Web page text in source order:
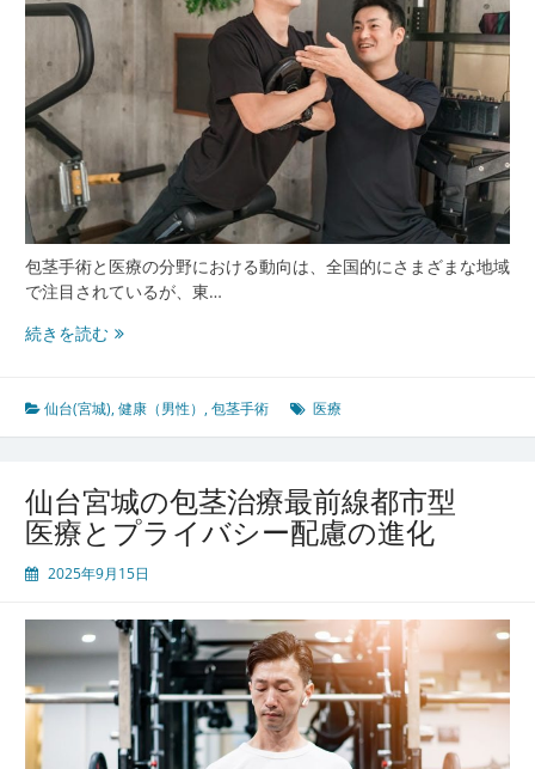
密
型
ケ
ア
の
全
貌
包茎手術と医療の分野における動向は、全国的にさまざまな地域
で注目されているが、東…
続きを読む仙
城
発
者
目
線
進
す
る
包
茎
手
術
仙台(宮城),健康（男性） ,包茎手術 医療
仙台宮城の包茎治療最前線都市型
医療とプライバシー配慮の進化
2025年9月15日